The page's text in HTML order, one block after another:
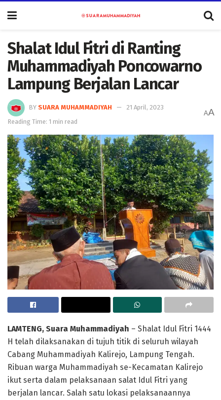
Shalat Idul Fitri di Ranting
Muhammadiyah Poncowarno
Lampung Berjalan Lancar
BY SUARA MUHAMMADIYAH
21 April, 2023
Reading Time: 1 min read
AA
LAMTENG, Suara Muhammadiyah – Shalat Idul Fitri 1444
H telah dilaksanakan di tujuh titik di seluruh wilayah
Cabang Muhammadiyah Kalirejo, Lampung Tengah.
Ribuan warga Muhammadiyah se-Kecamatan Kalirejo
ikut serta dalam pelaksanaan salat Idul Fitri yang
berjalan lancar. Salah satu lokasi pelaksanaannya